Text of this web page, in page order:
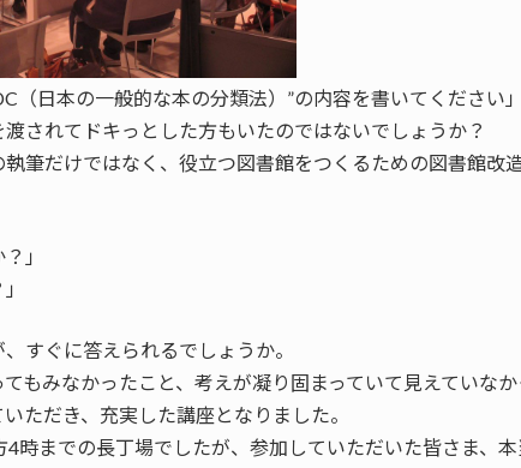
（日本の一般的な本の分類法）”の内容を書いてください
されてドキっとした方もいたのではないでしょうか？
筆だけではなく、役立つ図書館をつくるための図書館改
」
すぐに答えられるでしょうか。
もみなかったこと、考えが凝り固まっていて見えていな
ただき、充実した講座となりました。
4時までの長丁場でしたが、参加していただいた皆さま、